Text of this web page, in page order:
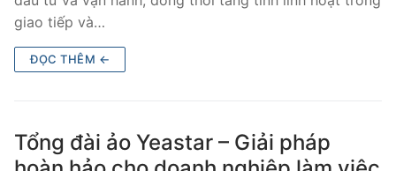
giao tiếp và…
ĐỌC THÊM ←
Tổng đài ảo Yeastar – Giải pháp